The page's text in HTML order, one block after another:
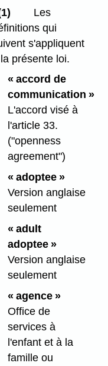
Les
qui
s'appliquent
présente loi.
« accord de
communication »
L'accord visé à
l'article 33.
("openness
agreement")
« adoptee »
Version anglaise
seulement
« adult
adoptee »
Version anglaise
seulement
« agence »
Office de
services à
l'enfant et à la
famille ou